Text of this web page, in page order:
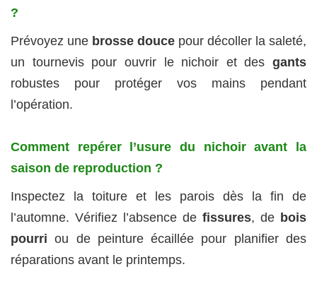
?
Prévoyez une brosse douce pour décoller la saleté,
un tournevis pour ouvrir le nichoir et des gants
robustes pour protéger vos mains pendant
l’opération.
Comment repérer l’usure du nichoir avant la
saison de reproduction ?
Inspectez la toiture et les parois dès la fin de
l’automne. Vérifiez l’absence de fissures, de bois
pourri ou de peinture écaillée pour planifier des
réparations avant le printemps.